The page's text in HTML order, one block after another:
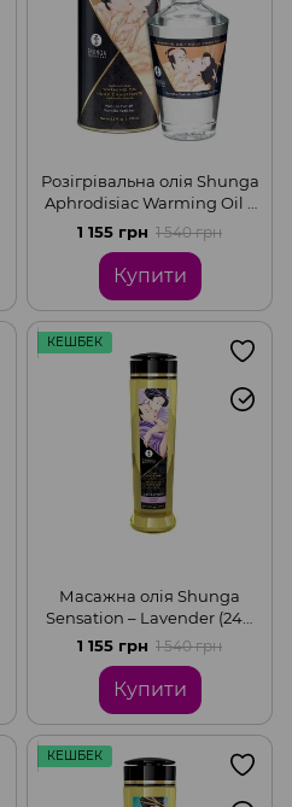
Розігрівальна олія Shunga
Aphrodisiac Warming Oil –
Vanilla Fetish (100 мл) без
цукру, смачна
1 155 грн 1 540 грн
Купити
КЕШБЕК
Масажна олія Shunga
Sensation – Lavender (240
мл) натуральна
зволожувальна
1 155 грн 1 540 грн
Купити
КЕШБЕК